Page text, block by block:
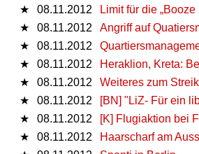
★
08.11.2012
Limit für die
★
08.11.2012
Angriff auf
★
08.11.2012
★
08.11.2012
Heraklion, Kreta:
★
08.11.2012
Weiteres zum
★
08.11.2012
[BN] "LiZ- Für ein
★
08.11.2012
[K] Flugiaktion bei
★
08.11.2012
Haarscharf am